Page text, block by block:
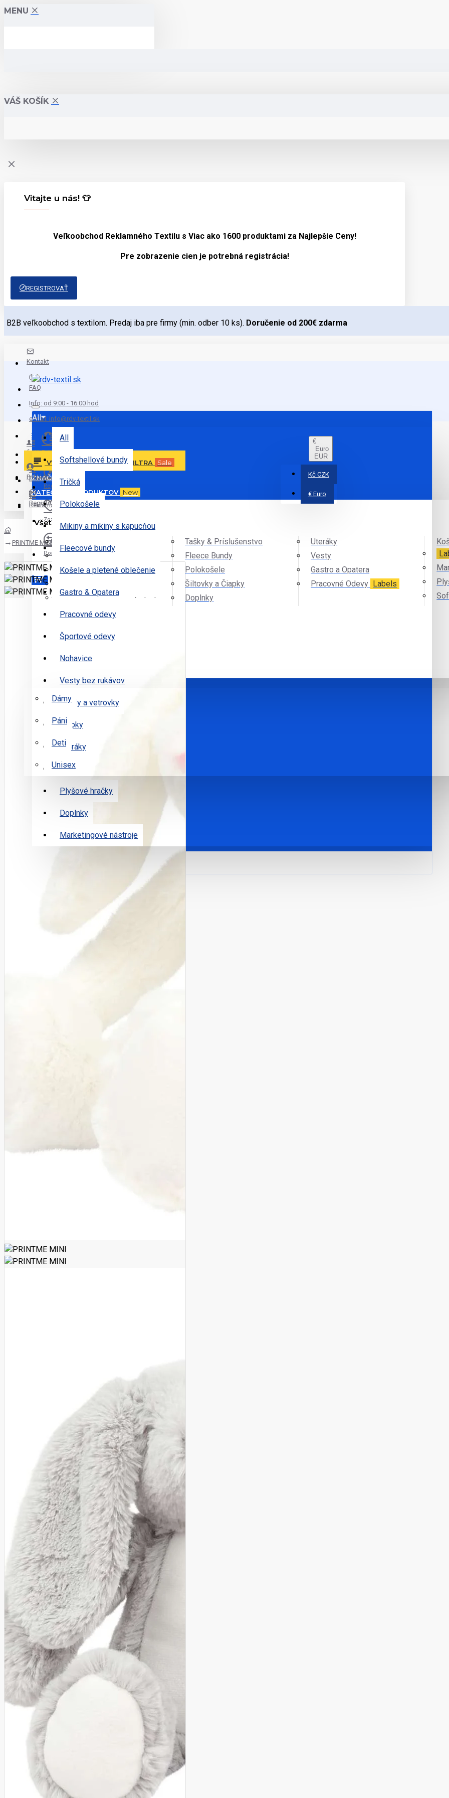
MENU
VÁŠ KOŠÍK
Vitajte u nás! 👕
Veľkoobchod Reklamného Textilu s Viac ako 1600 produktami za Najlepšie Ceny!
Pre zobrazenie cien je potrebná registrácia!
REGISTROVAŤ
B2B veľkoobchod s textilom. Predaj iba pre firmy (min. odber 10 ks). Doručenie od 200€ zdarma
Kontakt
FAQ
Info: od 9:00 - 16:00 hod
e mail: info@rdv-textil.sk
€
Euro
EUR
Kč CZK
€ Euro
Ďalšie ponuky
Doručenie
Reklamácie
All
All
Softshellové bundy
Tričká
Polokošele
Mikiny a mikiny s kapucňou
Fleecové bundy
Košele a pletené oblečenie
Gastro & Opatera
Pracovné odevy
Športové odevy
Nohavice
Vesty bez rukávov
Bundy a vetrovky
Čiapky
Uteráky
Tašky
Plyšové hračky
Doplnky
Marketingové nástroje
Prihlásiť
Registrovať
Zoznam želaní
Porovnať
Váš nákupný košík je prázdny!
Menu
VYHĽADÁVANIE PODĽA FILTRA
Sale
ZNAČKY
KATEGÓRIE PRODUKTOV
New
Všetky Kategórie
Sportové Odevy
Mikiny
Bundy Unlimited
Tašky & Príslušenstvo
Fleece Bundy
Polokošele
Šiltovky a Čiapky
Doplnky
Uteráky
Vesty
Gastro a Opatera
Pracovné Odevy Labels
POHLAVIE
Dámy
Páni
Deti
Unisex
KATALÓGY
PRODUKTY NA POROVNANIE
POTLAČ PIER
Prihlásiť
Registrovať
PRINTME MINI